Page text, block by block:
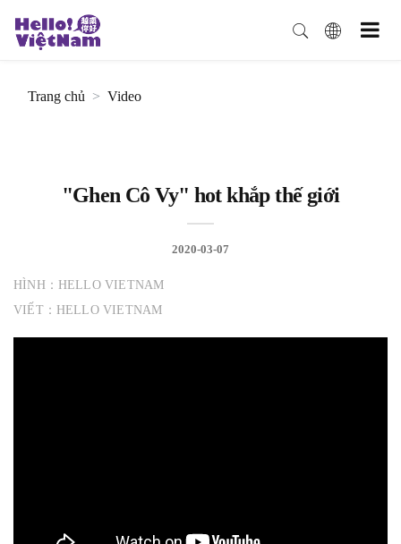
Trang chủ Video
"Ghen Cô Vy" hot khắp thế giới
2020-03-07
HÌNH：HELLO VIETNAM
VIẾT：HELLO VIETNAM